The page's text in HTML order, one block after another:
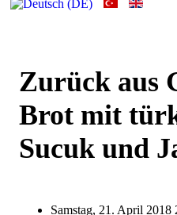
Zurück aus
Brot mit
Sucuk und
Samstag, 21. April 2018